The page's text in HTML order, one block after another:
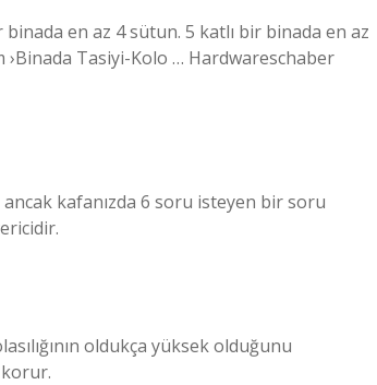
en az 4 sütun. 5 katlı bir binada en az
›Binada Tasiyi-Kolo … Hardwareschaber
kafanızda 6 soru isteyen bir soru
oldukça yüksek olduğunu